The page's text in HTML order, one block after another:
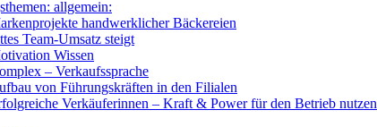
allgemein:
handwerklicher Bäckereien
Team-Umsatz steigt
Wissen
– Verkaufssprache
von Führungskräften in den Filialen
Verkäuferinnen – Kraft & Power für den Betrieb nutzen